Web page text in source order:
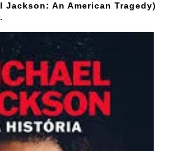
Jackson: An American Tragedy)